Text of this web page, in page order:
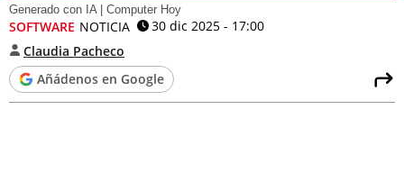
Generado con IA | Computer Hoy
SOFTWARE NOTICIA
30 dic 2025 - 17:00
Claudia Pacheco
Añádenos en Google